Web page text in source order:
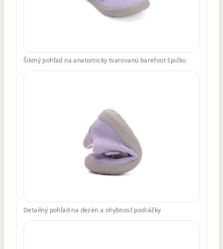
Šikmý pohľad na anatomicky tvarovanú barefoot špičku
Detailný pohľad na dezén a ohybnosť podrážky